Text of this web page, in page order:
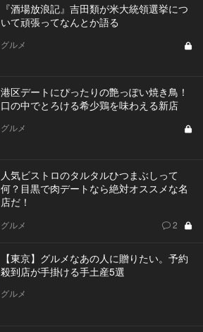
『酒場放浪記』吉田類が米大統領選挙につ
いて頑張ってなんとか語る
グルメ
港区デートにぴったりの艶っぽい焼き鳥！
口の中でとろける希少鶏を味わえる新店
グルメ
人気ビストロのタルタルひつまぶしって
何？目黒で肉デートなら絶対オススメな名
店だ！
グルメ 2
【東京】グルメなあの人に贈りたい。予約
殺到店が手掛ける手土産5選
グルメ